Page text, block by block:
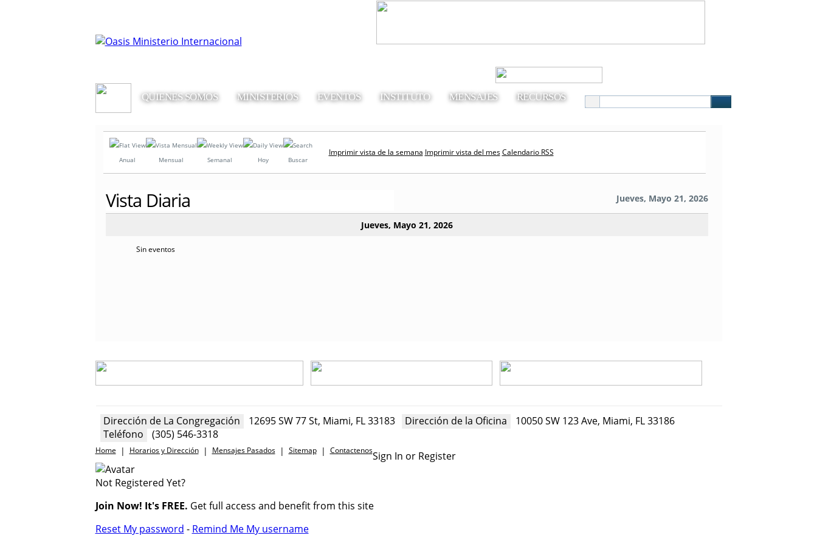
QUIENES SOMOS MINISTERIOS EVENTOS INSTITUTO MENSAJES RECURSOS
Anual Mensual Semanal Hoy Buscar
Imprimir vista de la semana Imprimir vista del mes Calendario RSS
Vista Diaria Jueves, Mayo 21, 2026
Jueves, Mayo 21, 2026
Sin eventos
Dirección de La Congregación 12695 SW 77 St, Miami, FL 33183 Dirección de la Oficina
10050 SW 123 Ave, Miami, FL 33186
Teléfono
(305) 546-3318
Home | Horarios y Dirección | Mensajes Pasados | Sitemap | ContactenosSign In or Register
Not Registered Yet?
Join Now! It's FREE. Get full access and benefit from this site
Reset My password - Remind Me My username